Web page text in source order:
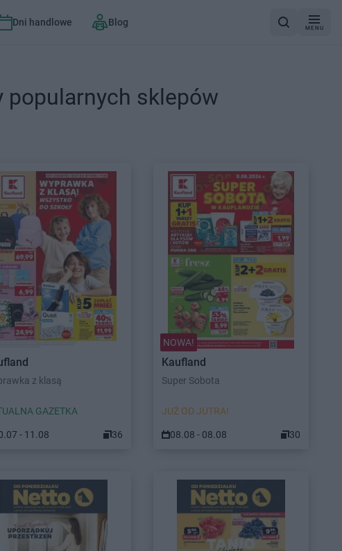
Dni handlowe Blog
MENU
popularnych sklepów
z klasą
GAZETKA
- 11.08 36
NOWA!
Kaufland
Super Sobota
JUŻ OD JUTRA!
08.08 - 08.08 30